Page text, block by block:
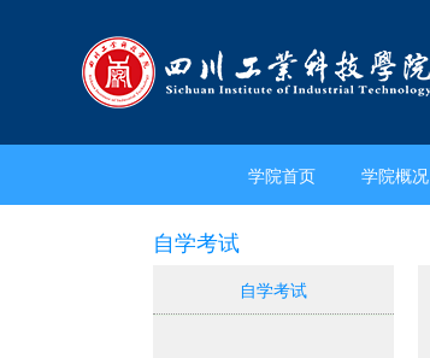
学院首页 学院概况
自学考试
自学考试